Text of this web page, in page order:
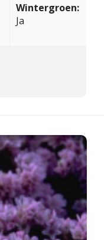
Wintergroen:
Ja